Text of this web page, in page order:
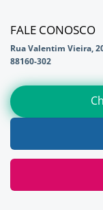
FALE CONOSCO
Rua Valentim Vieira,
88160-302